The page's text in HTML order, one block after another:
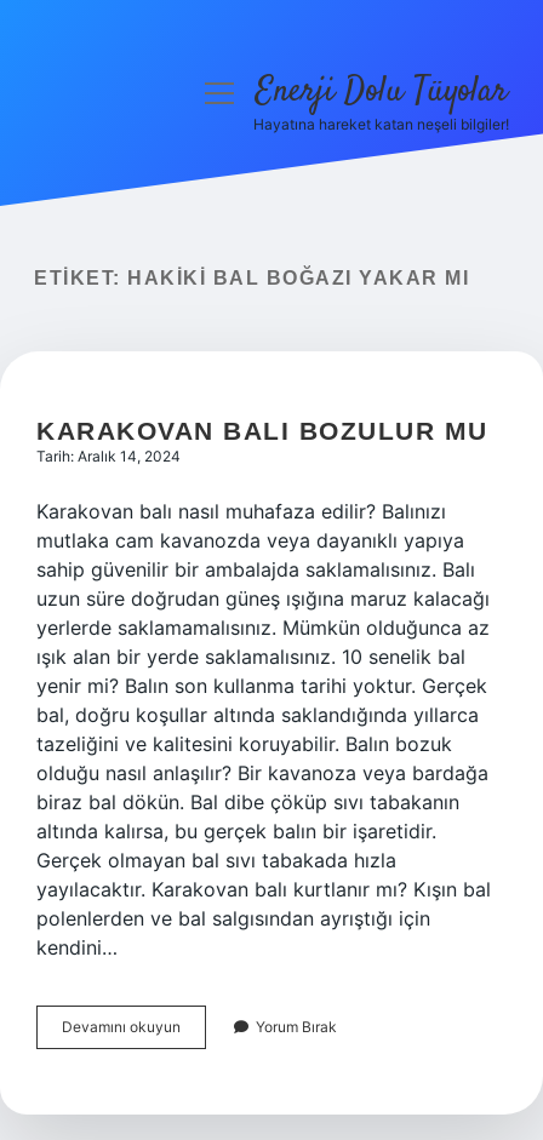
Yasal Uyarı
menüyüEnerji Dolu Tüyolar
Hayatına hareket katan neşeli bilgiler!
ETIKET: HAKIKI BAL BOĞAZI YAKAR MI
KARAKOVAN BALI BOZULUR MU
Tarih: Aralık 14, 2024
Karakovan balı nasıl muhafaza edilir? Balınızı
mutlaka cam kavanozda veya dayanıklı yapıya
sahip güvenilir bir ambalajda saklamalısınız. Balı
uzun süre doğrudan güneş ışığına maruz kalacağı
yerlerde saklamamalısınız. Mümkün olduğunca az
ışık alan bir yerde saklamalısınız. 10 senelik bal
yenir mi? Balın son kullanma tarihi yoktur. Gerçek
bal, doğru koşullar altında saklandığında yıllarca
tazeliğini ve kalitesini koruyabilir. Balın bozuk
olduğu nasıl anlaşılır? Bir kavanoza veya bardağa
biraz bal dökün. Bal dibe çöküp sıvı tabakanın
altında kalırsa, bu gerçek balın bir işaretidir.
Gerçek olmayan bal sıvı tabakada hızla
yayılacaktır. Karakovan balı kurtlanır mı? Kışın bal
polenlerden ve bal salgısından ayrıştığı için
kendini…
Devamını okuyun Karakovan
Balı
Yorum Bırak